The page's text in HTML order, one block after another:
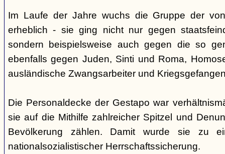
Im Laufe der Jahre wuchs die Gruppe der
erheblich - sie ging nicht nur gegen
sondern beispielsweise auch gegen die so
ebenfalls gegen Juden, Sinti und Roma,
ausländische Zwangsarbeiter und
Die Personaldecke der Gestapo war
sie auf die Mithilfe zahlreicher Spitzel und
Bevölkerung zählen. Damit wurde sie zu
nationalsozialistischer Herrschaftssicherung.